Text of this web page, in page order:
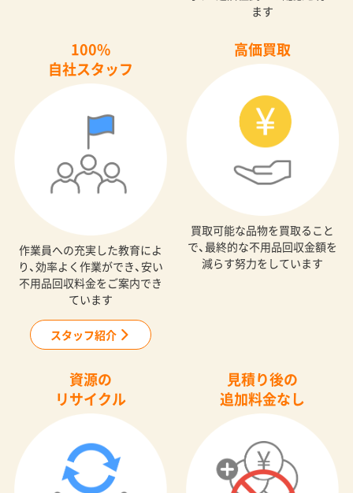
ます
100%
自社スタッフ
作業員への充実した教育によ
り、効率よく作業ができ、安い
不用品回収料金をご案内でき
ています
スタッフ紹介
高価買取
買取可能な品物を買取ること
で、最終的な不用品回収金額を
減らす努力をしています
資源の
リサイクル
見積り後の
追加料金なし